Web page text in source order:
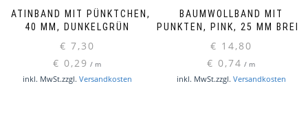
SATINBAND MIT PÜNKTCHEN,
40 MM, DUNKELGRÜN
€ 7,30
€ 0,29 / m
inkl. MwSt.zzgl. Versandkosten
BAUMWOLLBAND MIT
PUNKTEN, PINK, 25 MM BREIT
€ 14,80
€ 0,74 / m
inkl. MwSt.zzgl. Versandkosten